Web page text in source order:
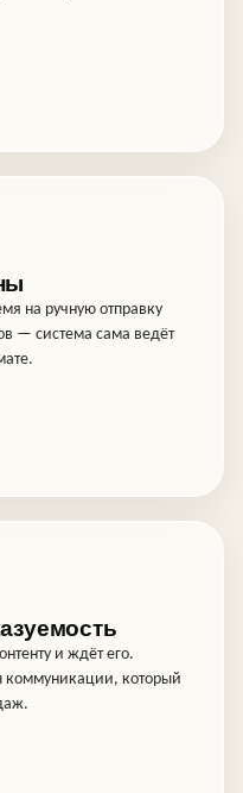
на ручную отправку
— система сама ведёт
и ждёт его.
коммуникации, который